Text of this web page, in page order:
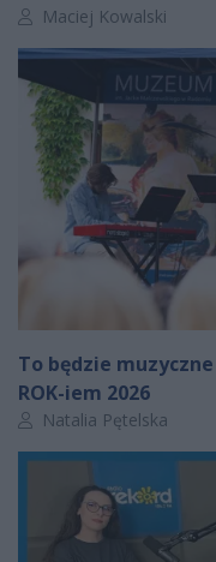
Autor artykułu:
Maciej Kowalski
To będzie
ROK-iem 2026
Autor artykułu:
Natalia Pętelska